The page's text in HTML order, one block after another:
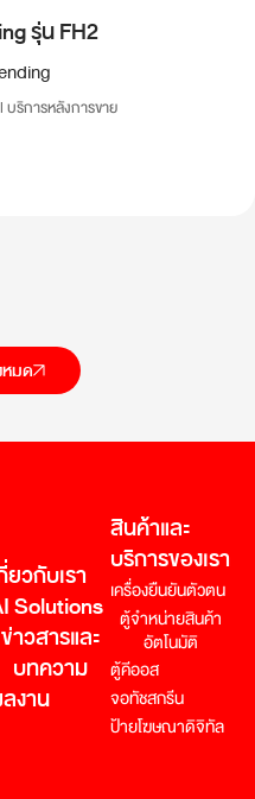
รุ่น FH2
ริการหลังการขาย
มด
ยวกับเรา
Solutions
ข่าวสารและ
บทความ
งาน
สินค้าและ
บริการของเรา
เครื่องยืนยันตัวตน
ตู้จำหน่ายสินค้า
อัตโนมัติ
ตู้คีออส
จอทัชสกรีน
ป้ายโฆษณาดิจิทัล